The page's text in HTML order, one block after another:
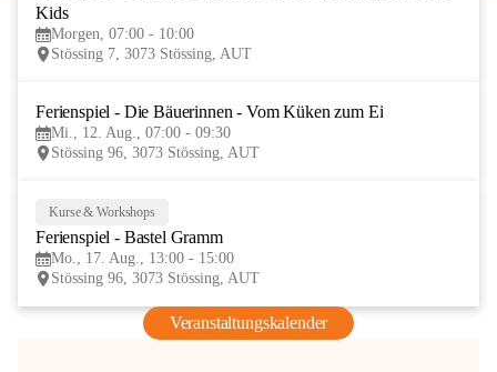
Kids
Morgen, 07:00 - 10:00
Stössing 7, 3073 Stössing, AUT
Ferienspiel - Die Bäuerinnen - Vom Küken zum Ei
Mi., 12. Aug., 07:00 - 09:30
Stössing 96, 3073 Stössing, AUT
Kurse & Workshops
Ferienspiel - Bastel Gramm
Mo., 17. Aug., 13:00 - 15:00
Stössing 96, 3073 Stössing, AUT
Veranstaltungskalender